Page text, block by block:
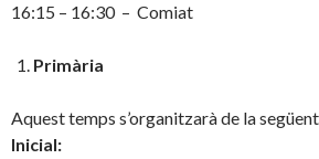
16:15 – 16:30 – Comiat
Primària
Aquest temps s’organitzarà de la
Inicial: